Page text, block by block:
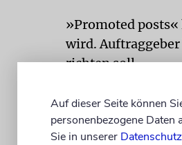
»Promoted
wird.
richten soll.
ProPublica wählte
die sich die User
aus der Eingabe
Auf dieser Seite können
personenbezogene
Sie in unserer